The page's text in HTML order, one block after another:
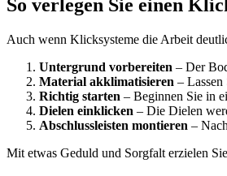
So verlegen Sie einen
Auch wenn Klicksysteme die Arbeit
Untergrund vorbereiten – Der
Material akklimatisieren –
Richtig starten – Beginnen Sie in
Dielen einklicken – Die Dielen
Abschlussleisten montieren –
Mit etwas Geduld und Sorgfalt erzielen